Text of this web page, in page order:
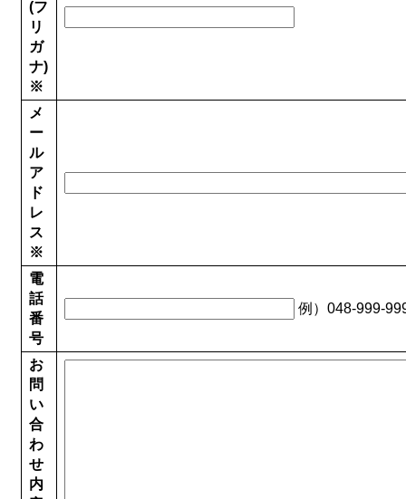
(フ
リ
ガ
ナ)
※
メ
ー
ル
ア
ド
レ
ス
※
電
話
番
号
例）048-999-
お
問
い
合
わ
せ
内